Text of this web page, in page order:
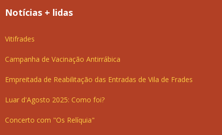
Notícias + lidas
Vitifrades
Campanha de Vacinação Antirrábica
Empreitada de Reabilitação das Entradas de Vila de Frades
Luar d'Agosto 2025: Como foi?
Concerto com "Os Relíquia"